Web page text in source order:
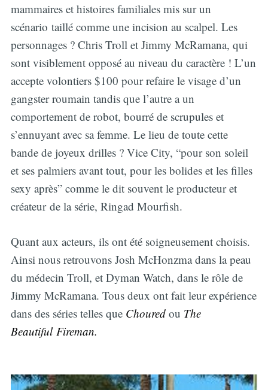
mammaires et histoires familiales mis sur un
scénario taillé comme une incision au scalpel. Les
personnages ? Chris Troll et Jimmy McRamana, qui
sont visiblement opposé au niveau du caractère ! L’un
accepte volontiers $100 pour refaire le visage d’un
gangster roumain tandis que l’autre a un
comportement de robot, bourré de scrupules et
s’ennuyant avec sa femme. Le lieu de toute cette
bande de joyeux drilles ? Vice City, “pour son soleil
et ses palmiers avant tout, pour les bolides et les filles
sexy après” comme le dit souvent le producteur et
créateur de la série, Ringad Mourfish.
Quant aux acteurs, ils ont été soigneusement choisis.
Ainsi nous retrouvons Josh McHonzma dans la peau
du médecin Troll, et Dyman Watch, dans le rôle de
Jimmy McRamana. Tous deux ont fait leur expérience
dans des séries telles que Chouredou The
Beautiful Fireman.